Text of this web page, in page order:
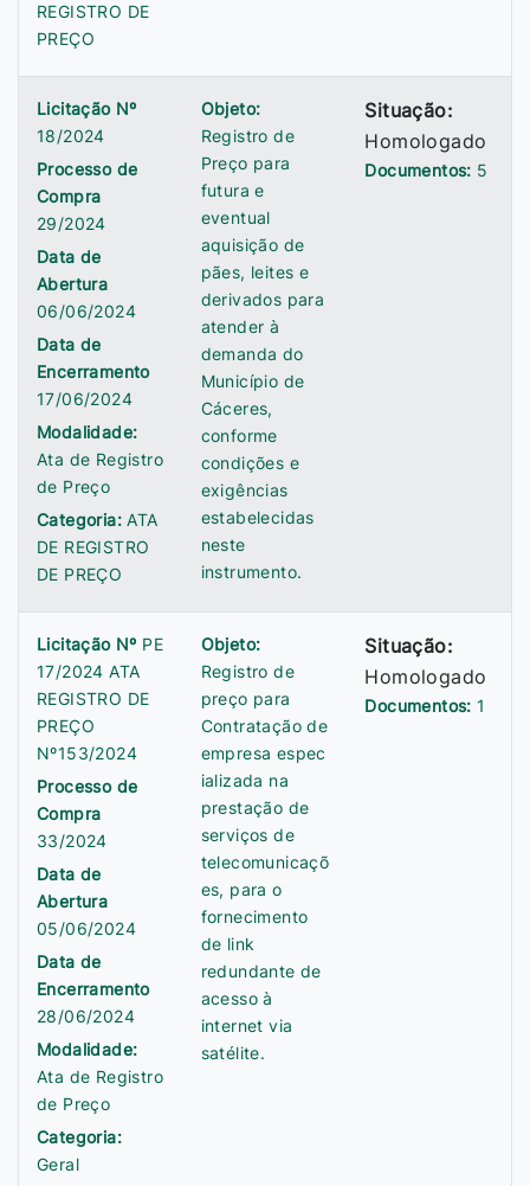
REGISTRO DE
PREÇO
Licitação Nº
18/2024
Processo de
Compra
29/2024
Data de
Abertura
06/06/2024
Data de
Encerramento
17/06/2024
Modalidade:
Ata de Registro
de Preço
Categoria:ATA
DE REGISTRO
DE PREÇO
Objeto:
Registro de
Preço para
futura e
eventual
aquisição de
pães, leites e
derivados para
atender à
demanda do
Município de
Cáceres,
conforme
condições e
exigências
estabelecidas
neste
instrumento.
Situação:
Homologado
Documentos: 5
Licitação Nº PE
17/2024 ATA
REGISTRO DE
PREÇO
Nº153/2024
Processo de
Compra
33/2024
Data de
Abertura
05/06/2024
Data de
Encerramento
28/06/2024
Modalidade:
Ata de Registro
de Preço
Categoria:
Geral
Objeto:
Registro de
preço para
Contratação de
empresa espec
ializada na
prestação de
serviços de
telecomunicaçõ
es, para o
fornecimento
de link
redundante de
acesso à
internet via
satélite.
Situação:
Homologado
Documentos:1